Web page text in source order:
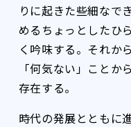
りに起きた些細なで
めるちょっとしたひ
く吟味する。それか
「何気ない」ことか
存在する。
時代の発展とともに